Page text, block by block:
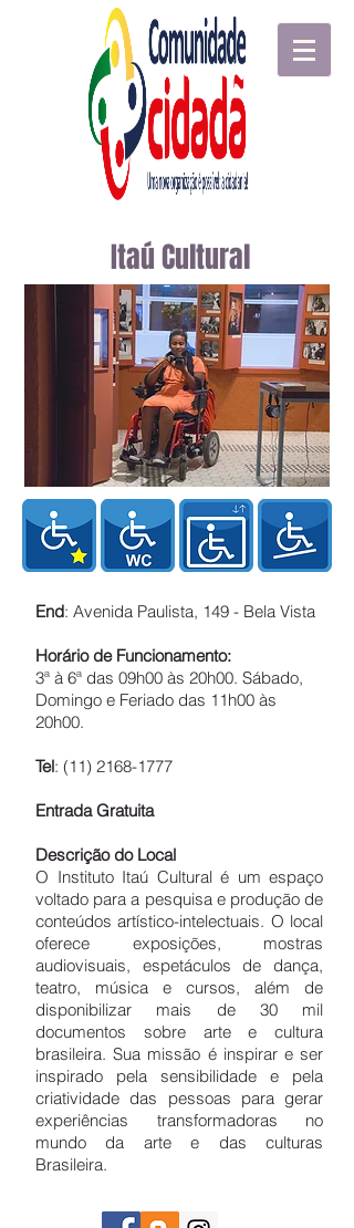
Itaú Cultural
End: Avenida Paulista, 149 - Bela Vista
Horário de Funcionamento:
3ª à 6ª das 09h00 às 20h00. Sábado,
Domingo e Feriado das 11h00 às
20h00.
Tel: (11) 2168-1777
Entrada Gratuita
Descrição do Local
O Instituto Itaú Cultural é um espaço
voltado para a pesquisa e produção de
conteúdos artístico-intelectuais. O local
oferece exposições, mostras
audiovisuais, espetáculos de dança,
teatro, música e cursos, além de
disponibilizar mais de 30 mil
documentos sobre arte e cultura
brasileira. Sua missão é inspirar e ser
inspirado pela sensibilidade e pela
criatividade das pessoas para gerar
experiências transformadoras no
mundo da arte e das culturas
Brasileira.